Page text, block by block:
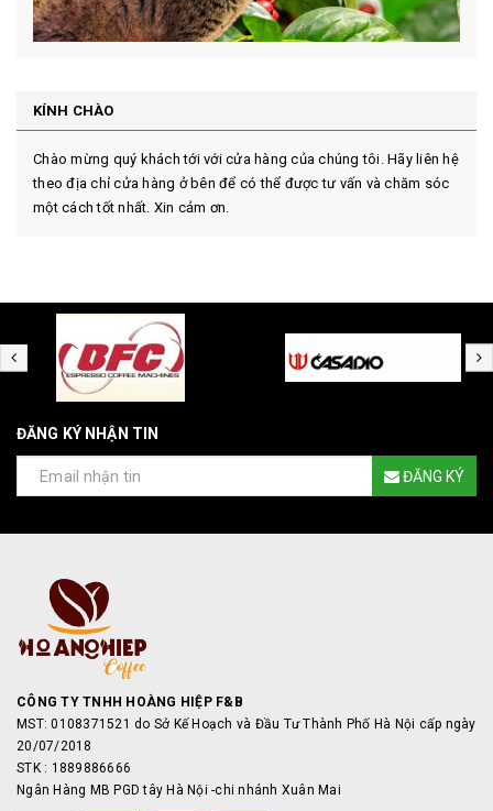
KÍNH CHÀO
Chào mừng quý khách tới với cửa hàng của chúng tôi. Hãy liên hệ
theo địa chỉ cửa hàng ở bên để có thể được tư vấn và chăm sóc
một cách tốt nhất. Xin cảm ơn.
ĐĂNG KÝ NHẬN TIN
ĐĂNG KÝ
CÔNG TY TNHH HOÀNG HIỆP F&B
MST: 0108371521 do Sở Kế Hoạch và Đầu Tư Thành Phố Hà Nội cấp ngày
20/07/2018
STK : 1889886666
Ngân Hàng MB PGD tây Hà Nội -chi nhánh Xuân Mai